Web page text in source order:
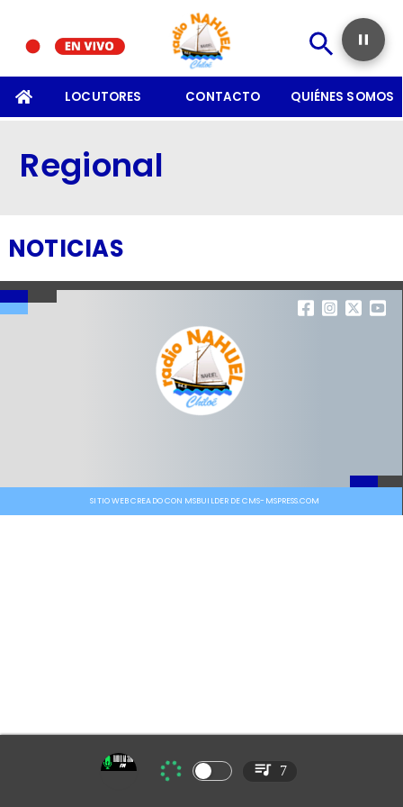
LOCUTORES CONTACTO QUIÉNES SOMOS
Regional
NOTICIAS
SITIO WEB CREADO CON MSBUILDER DE CMS-MSPRESS.COM
7